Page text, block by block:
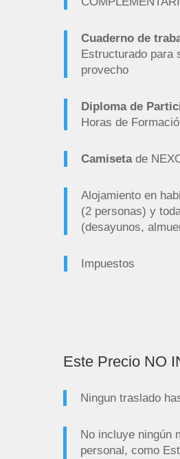
Cuaderno de
Estructurado para
provecho
Diploma de
Horas de
Camisetade
Alojamiento en
(2 personas) y
(desayunos,
Impuestos
Este Precio NO
Ningun traslado
No incluye ningún
personal, como